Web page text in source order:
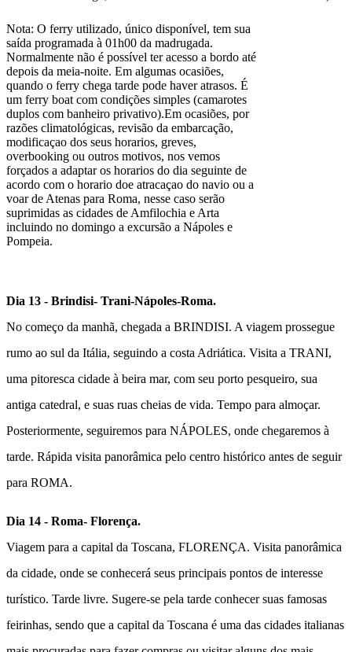
Nota: O ferry utilizado, único disponível, tem sua
saída programada à 01h00 da madrugada.
Normalmente não é possível ter acesso a bordo até
depois da meia-noite. Em algumas ocasiões,
quando o ferry chega tarde pode haver atrasos. É
um ferry boat com condições simples (camarotes
duplos com banheiro privativo).Em ocasiões, por
razões climatológicas, revisão da embarcação,
modificaçao dos seus horarios, greves,
overbooking ou outros motivos, nos vemos
forçados a adaptar os horarios do dia seguinte de
acordo com o horario doe atracaçao do navio ou a
voar de Atenas para Roma, nesse caso serão
suprimidas as cidades de Amfilochia e Arta
incluindo no domingo a excursão a Nápoles e
Pompeia.
Dia 13 - Brindisi- Trani-Nápoles-Roma.
No começo da manhã, chegada a BRINDISI. A viagem prossegue
rumo ao sul da Itália, seguindo a costa Adriática. Visita a TRANI,
uma pitoresca cidade à beira mar, com seu porto pesqueiro, sua
antiga catedral, e suas ruas cheias de vida. Tempo para almoçar.
Posteriormente, seguiremos para NÁPOLES, onde chegaremos à
tarde. Rápida visita panorâmica pelo centro histórico antes de seguir
para ROMA.
Dia 14 - Roma- Florença.
Viagem para a capital da Toscana, FLORENÇA. Visita panorâmica
da cidade, onde se conhecerá seus principais pontos de interesse
turístico. Tarde livre. Sugere-se pela tarde conhecer suas famosas
feirinhas, sendo que a capital da Toscana é uma das cidades italianas